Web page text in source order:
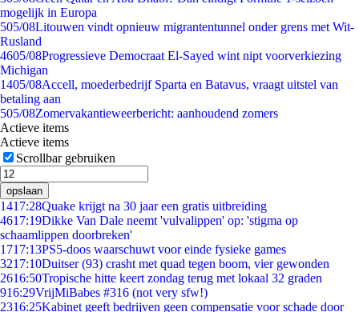
mogelijk in Europa
505/08Litouwen vindt opnieuw migrantentunnel onder grens met Wit-
Rusland
4605/08Progressieve Democraat El-Sayed wint nipt voorverkiezing
Michigan
1405/08Accell, moederbedrijf Sparta en Batavus, vraagt uitstel van
betaling aan
505/08Zomervakantieweerbericht: aanhoudend zomers
Actieve items
Actieve items
Scrollbar gebruiken
opslaan
1417:28Quake krijgt na 30 jaar een gratis uitbreiding
4617:19Dikke Van Dale neemt 'vulvalippen' op: 'stigma op
schaamlippen doorbreken'
1717:13PS5-doos waarschuwt voor einde fysieke games
3217:10Duitser (93) crasht met quad tegen boom, vier gewonden
2616:50Tropische hitte keert zondag terug met lokaal 32 graden
916:29VrijMiBabes #316 (not very sfw!)
2316:25Kabinet geeft bedrijven geen compensatie voor schade door